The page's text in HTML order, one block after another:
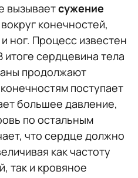
вызываетсужение
вокруг конечностей,
ног. Процесс известен
итоге сердцевина тела
продолжают
поступает
большее давление,
по остальным
что сердце должно
как частоту
так и кровяное